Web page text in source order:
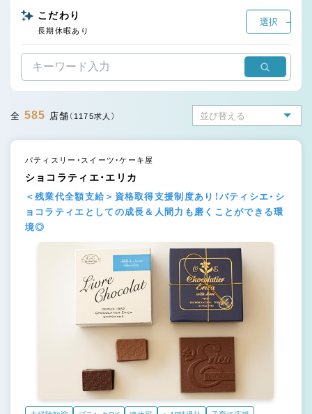
こだわり
選択
長期休暇あり
全 585 店舗 （1175求人）
パティスリー・スイーツ・ケーキ屋
ショコラティエ・エリカ
＜残業代全額支給＞資格取得支援制度あり！パティシエ・シ
ョコラティエとしての成長＆人間力も磨くことができる環
境◎